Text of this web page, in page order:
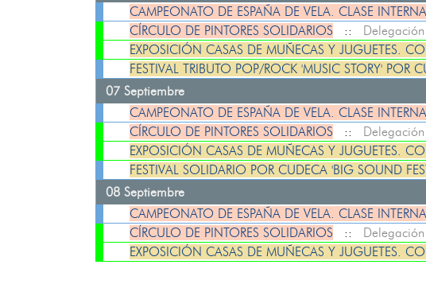
CAMPEONATO DE ESPAÑA DE VELA. CLASE
CÍRCULO DE PINTORES SOLIDARIOS ::
EXPOSICIÓN CASAS DE MUÑECAS Y JUGUETES.
FESTIVAL TRIBUTO POP/ROCK 'MUSIC STORY' POR
07 Septiembre
CAMPEONATO DE ESPAÑA DE VELA. CLASE
CÍRCULO DE PINTORES SOLIDARIOS ::
EXPOSICIÓN CASAS DE MUÑECAS Y JUGUETES.
FESTIVAL SOLIDARIO POR CUDECA 'BIG SOUND
08 Septiembre
CAMPEONATO DE ESPAÑA DE VELA. CLASE
CÍRCULO DE PINTORES SOLIDARIOS ::
EXPOSICIÓN CASAS DE MUÑECAS Y JUGUETES.